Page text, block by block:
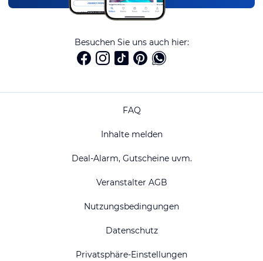
Besuchen Sie uns auch hier:
FAQ
Inhalte melden
Deal-Alarm, Gutscheine uvm.
Veranstalter AGB
Nutzungsbedingungen
Datenschutz
Privatsphäre-Einstellungen